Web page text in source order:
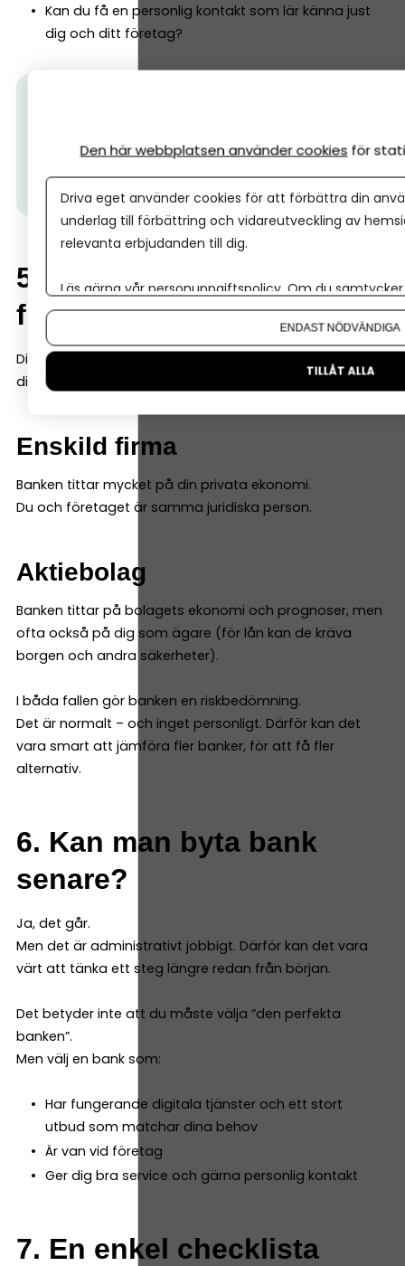
Kan du få en personlig kontakt som lär känna just
dig och ditt företag?
allt detta ingår. (Ps. Ibland kan det vara skönt att ta
oavsett storlek boka ett personligt möte.)
5. Skillnad mellan enskild
firma och aktiebolag
Ditt val av företagsform påverkar hur banken bedömer
dig.
Enskild firma
Banken tittar mycket på din privata ekonomi.
Du och företaget är samma juridiska person.
Aktiebolag
Banken tittar på bolagets ekonomi och prognoser, men
ofta också på dig som ägare (för lån kan de kräva
borgen och andra säkerheter).
I båda fallen gör banken en riskbedömning.
Det är normalt – och inget personligt. Därför kan det
vara smart att jämföra fler banker, för att få fler
alternativ.
6. Kan man byta bank
senare?
Ja, det går.
Men det är administrativt jobbigt. Därför kan det vara
värt att tänka ett steg längre redan från början.
Det betyder inte att du måste välja “den perfekta
banken”.
Men välj en bank som:
Har fungerande digitala tjänster och ett stort
utbud som matchar dina behov
Är van vid företag
Ger dig bra service och gärna personlig kontakt
7. En enkel checklista
Den här webbplatsen använder cookies för
Driva eget använder cookies för att förbättra din
underlag till förbättring och vidareutveckling av
relevanta erbjudanden till dig.
Läs gärna vår personuppgiftspolicy. Om du
Om du vill ändra ditt val i efterhand hittar du den
ENDAST NÖDVÄNDIGA
TILLÅT ALLA